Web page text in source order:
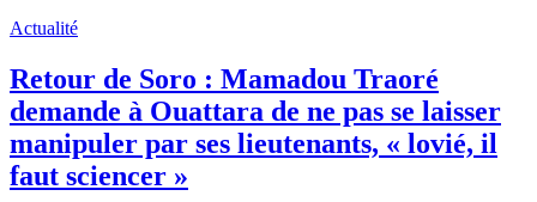
Actualité
Retour de Soro : Mamadou Traoré
demande à Ouattara de ne pas se laisser
manipuler par ses lieutenants, « lovié, il
faut sciencer »